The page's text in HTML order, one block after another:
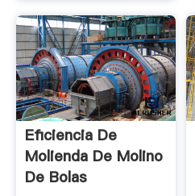
Eficiencia De
Molienda De Molino
De Bolas